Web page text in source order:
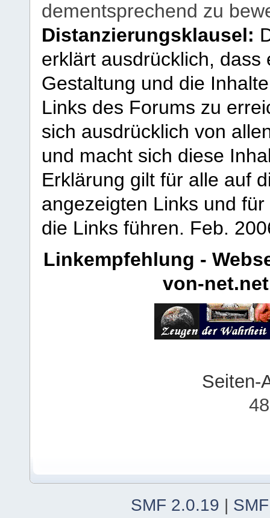
dementsprechend zu
Distanzierungsklausel:
erklärt ausdrücklich,
Gestaltung und die
Links des Forums zu
sich ausdrücklich von
und macht sich diese
Erklärung gilt für alle auf
angezeigten Links und
die Links führen. Feb.
Linkempfehlung -
von-net.net
Seiten-
SMF 2.0.19